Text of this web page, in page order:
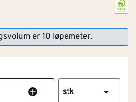
er 10 løpemeter.
stk
produkter som kommer fra
forvaltet skog.